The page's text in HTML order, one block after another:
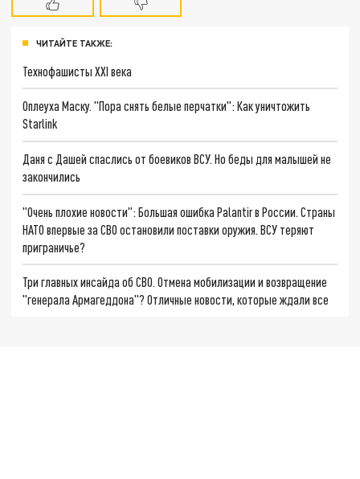
ЧИТАЙТЕ ТАКЖЕ:
Технофашисты XXI века
Оплеуха Маску. "Пора снять белые перчатки": Как уничтожить
Starlink
Даня с Дашей спаслись от боевиков ВСУ. Но беды для малышей не
закончились
"Очень плохие новости": Большая ошибка Palantir в России. Страны
НАТО впервые за СВО остановили поставки оружия. ВСУ теряют
приграничье?
Три главных инсайда об СВО. Отмена мобилизации и возвращение
"генерала Армагеддона"? Отличные новости, которые ждали все